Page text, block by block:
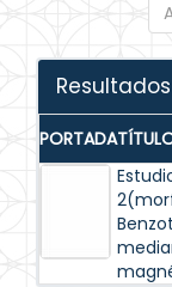
PORTADA